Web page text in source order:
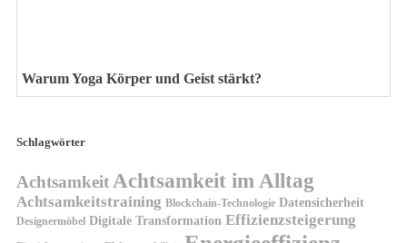
Warum Yoga Körper und Geist stärkt?
Schlagwörter
AchtsamkeitAchtsamkeit im Alltag
Achtsamkeitstraining Blockchain-Technologie Datensicherheit
Designermöbel Digitale Transformation Effizienzsteigerung